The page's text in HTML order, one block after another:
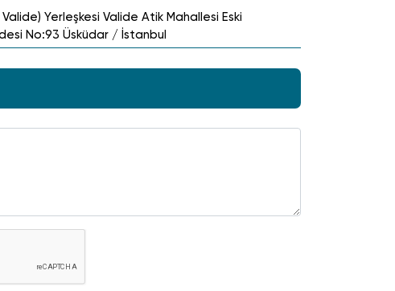
Yerleşkesi Valide Atik Mahallesi Eski
No:93 Üsküdar / İstanbul